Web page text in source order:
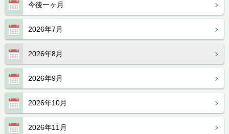
今後一ヶ月
2026年7月
2026年8月
2026年9月
2026年10月
2026年11月